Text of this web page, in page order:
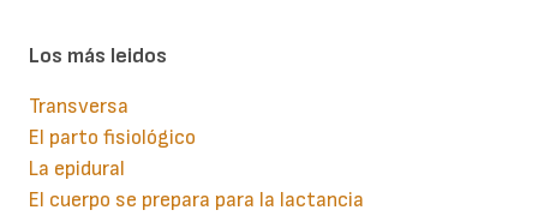
Los más leidos
Transversa
El parto fisiológico
La epidural
El cuerpo se prepara para la lactancia